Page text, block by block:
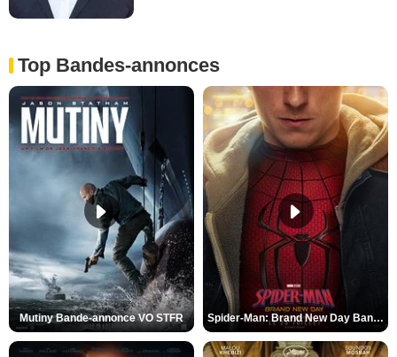
Top Bandes-annonces
Mutiny Bande-annonce VO STFR Spider-Man: Brand New Day Bande-annonce VO STFR